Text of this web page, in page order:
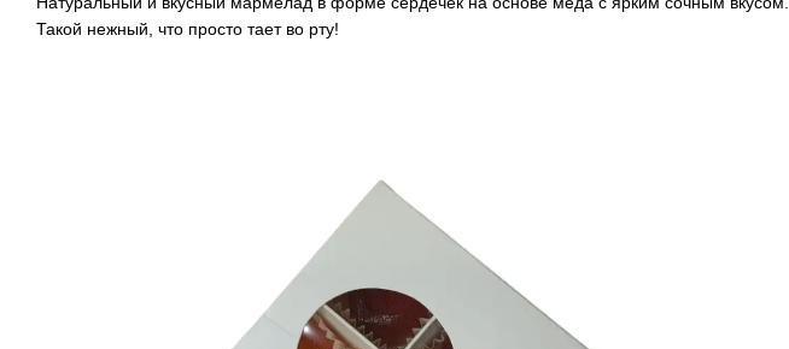
Такой нежный, что просто тает во рту!